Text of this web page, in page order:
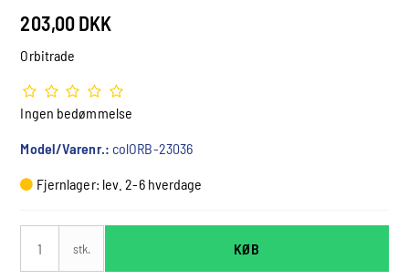
203,00 DKK
Orbitrade
Ingen bedømmelse
Model/Varenr.: colORB-23036
Fjernlager: lev. 2-6 hverdage
stk. KØB